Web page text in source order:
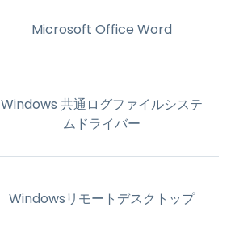
Microsoft Office Word
Windows 共通ログファイルシステ
ムドライバー
Windowsリモートデスクトップ